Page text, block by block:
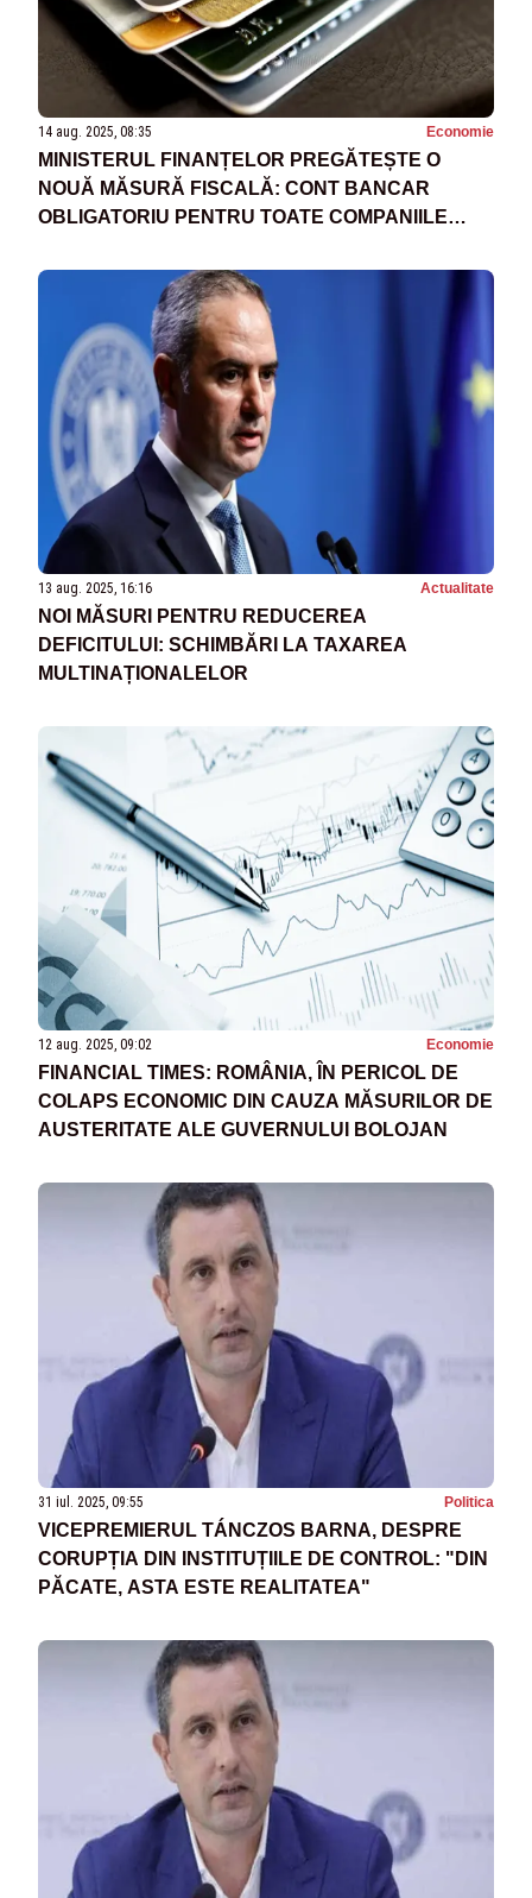
14 aug. 2025, 08:35 Economie
MINISTERUL FINANȚELOR PREGĂTEȘTE O
NOUĂ MĂSURĂ FISCALĂ: CONT BANCAR
OBLIGATORIU PENTRU TOATE COMPANIILE
13 aug. 2025, 16:16 Actualitate
NOI MĂSURI PENTRU REDUCEREA
DEFICITULUI: SCHIMBĂRI LA TAXAREA
MULTINAȚIONALELOR
12 aug. 2025, 09:02 Economie
FINANCIAL TIMES: ROMÂNIA, ÎN PERICOL DE
COLAPS ECONOMIC DIN CAUZA MĂSURILOR DE
AUSTERITATE ALE GUVERNULUI BOLOJAN
31 iul. 2025, 09:55 Politica
VICEPREMIERUL TÁNCZOS BARNA, DESPRE
CORUPȚIA DIN INSTITUȚIILE DE CONTROL: "DIN
PĂCATE, ASTA ESTE REALITATEA"